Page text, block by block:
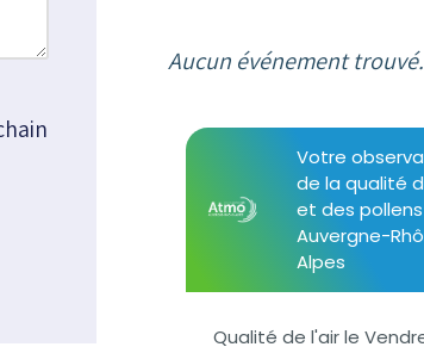
Aucun événement trouvé.